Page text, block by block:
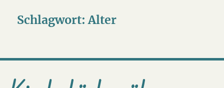
Schlagwort:Alter